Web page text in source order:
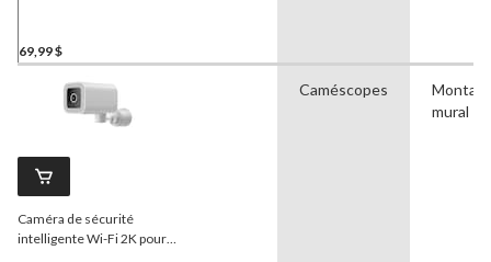
69,99 $
Caméra de sécurité
intelligente Wi-Fi 2K pour
Caméscopes
mural